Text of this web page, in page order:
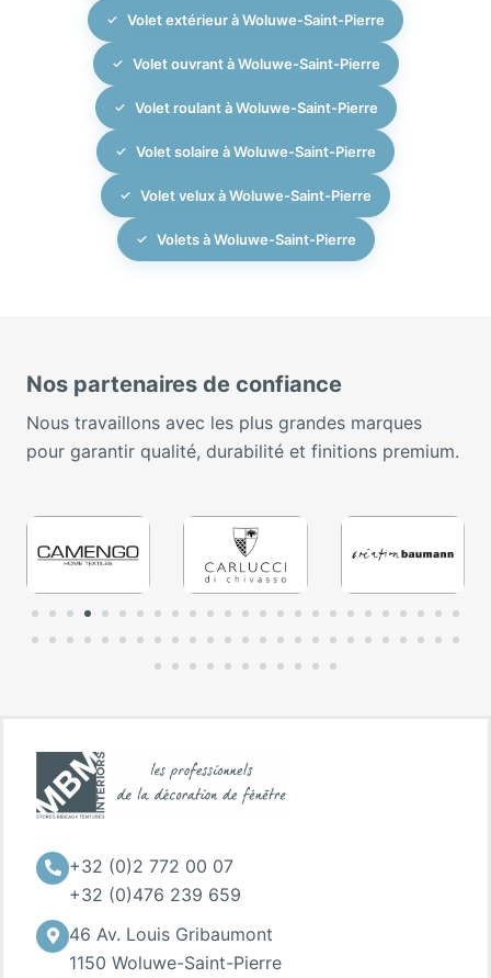
Volet extérieur à Woluwe-Saint-Pierre
Volet ouvrant à Woluwe-Saint-Pierre
Volet roulant à Woluwe-Saint-Pierre
Volet solaire à Woluwe-Saint-Pierre
Volet velux à Woluwe-Saint-Pierre
Volets à Woluwe-Saint-Pierre
Nos partenaires de confiance
Nous travaillons avec les plus grandes marques
pour garantir qualité, durabilité et finitions premium.
+32 (0)2 772 00 07
+32 (0)476 239 659
46 Av. Louis Gribaumont
1150 Woluwe-Saint-Pierre